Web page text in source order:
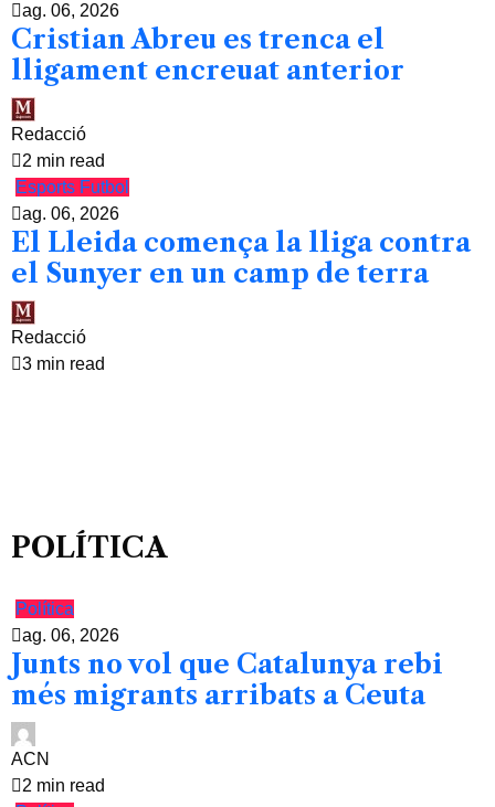
ag. 06, 2026
Cristian Abreu es trenca el
lligament encreuat anterior
Redacció
2 min read
Esports Futbol
ag. 06, 2026
El Lleida comença la lliga contra
el Sunyer en un camp de terra
Redacció
3 min read
POLÍTICA
Política
ag. 06, 2026
Junts no vol que Catalunya rebi
més migrants arribats a Ceuta
ACN
2 min read